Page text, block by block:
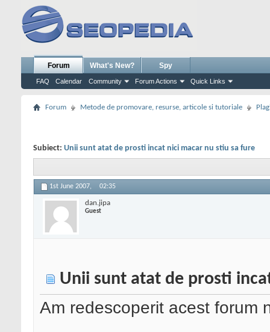
Forum
FAQ Calendar Community Forum Actions Quick Links
What's New? Spy
Forum Metode de promovare, resurse, articole si tutoriale
Subiect: Unii sunt atat de prosti incat nici macar nu stiu sa fure
1st June 2007, 02:35
dan.jipa
Guest
Unii sunt atat de prosti
Am redescoperit acest forum